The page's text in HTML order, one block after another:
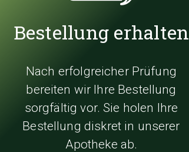
Bestellung erhalten
Nach erfolgreicher Prüfung
bereiten wir Ihre Bestellung
sorgfältig vor. Sie holen Ihre
Bestellung diskret in unserer
Apotheke ab.